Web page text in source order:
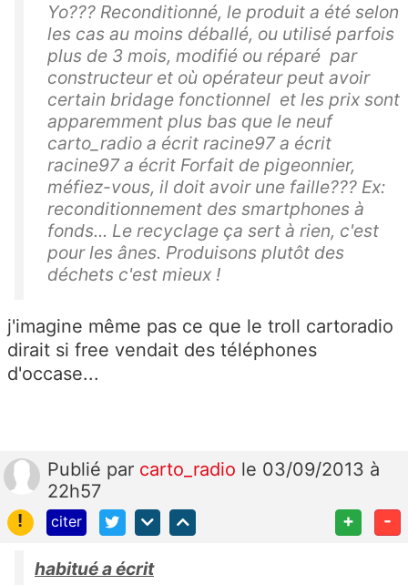
Yo??? Reconditionné, le produit a été selon
les cas au moins déballé, ou utilisé parfois
plus de 3 mois, modifié ou réparé par
constructeur et où opérateur peut avoir
certain bridage fonctionnel et les prix sont
apparemment plus bas que le neuf
carto_radio a écrit racine97 a écrit
racine97 a écrit Forfait de pigeonnier,
méfiez-vous, il doit avoir une faille??? Ex:
reconditionnement des smartphones à
fonds... Le recyclage ça sert à rien, c'est
pour les ânes. Produisons plutôt des
déchets c'est mieux !
j'imagine même pas ce que le troll cartoradio
dirait si free vendait des téléphones
d'occase...
Publié par carto_radio le 03/09/2013 à
22h57
!
citer + -
habitué a écrit